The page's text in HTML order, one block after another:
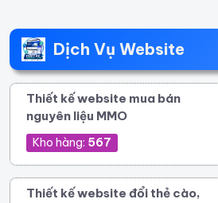
Dịch Vụ Website
Thiết kế website mua bán
nguyên liệu MMO
Kho hàng: 567
Thiết kế website đổi thẻ cào,